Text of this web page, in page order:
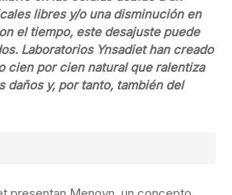
libres y/o una disminución en
el tiempo, este desajuste puede
Laboratorios Ynsadiet han creado
cien por cien natural que ralentiza
daños y, por tanto, también del